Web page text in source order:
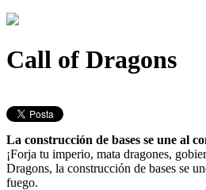
Call of Dragons
La construcción de bases se une al
¡Forja tu imperio, mata dragones,
Dragons, la construcción de bases se
fuego.